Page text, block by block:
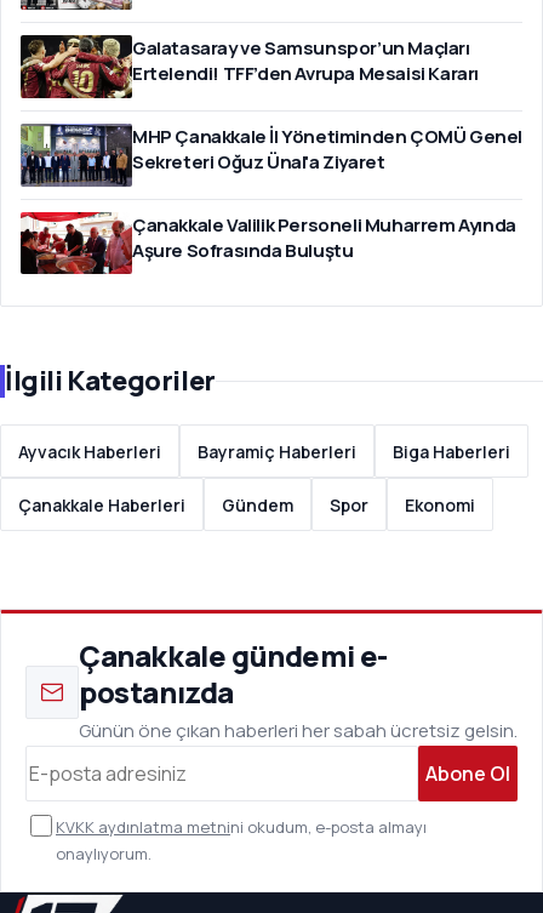
Galatasaray ve Samsunspor’un Maçları
Ertelendi! TFF’den Avrupa Mesaisi Kararı
MHP Çanakkale İl Yönetiminden ÇOMÜ Genel
Sekreteri Oğuz Ünal'a Ziyaret
Çanakkale Valilik Personeli Muharrem Ayında
Aşure Sofrasında Buluştu
İlgili Kategoriler
Ayvacık Haberleri Bayramiç Haberleri Biga Haberleri
Çanakkale Haberleri Gündem Spor Ekonomi
Çanakkale gündemi e-
postanızda
Günün öne çıkan haberleri her sabah ücretsiz gelsin.
Abone Ol
KVKK aydınlatma metnini okudum, e-posta almayı
onaylıyorum.